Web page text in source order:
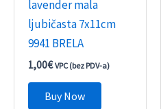
lavender mala
ljubičasta 7x11cm
9941 BRELA
1,00€ VPC (bez PDV-a)
Buy Now